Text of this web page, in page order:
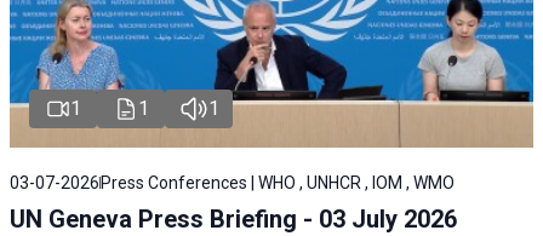
1 1 1
03-07-2026 Press Conferences | WHO , UNHCR , IOM , WMO
UN Geneva Press Briefing - 03 July 2026